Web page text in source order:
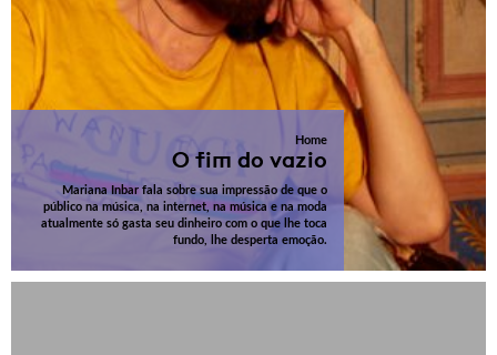
Home
O fim do vazio
Mariana Inbar fala sobre sua impressão de que o
público na música, na internet, na música e na moda
atualmente só gasta seu dinheiro com o que lhe toca
fundo, lhe desperta emoção.